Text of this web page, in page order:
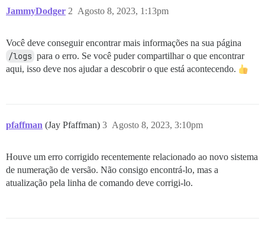
JammyDodger Agosto 8, 2023, 1:13pm
2
Você deve conseguir encontrar mais informações na sua página
/logs para o erro. Se você puder compartilhar o que encontrar
aqui, isso deve nos ajudar a descobrir o que está acontecendo.
pfaffman (Jay Pfaffman) Agosto 8, 2023, 3:10pm
3
Houve um erro corrigido recentemente relacionado ao novo sistema
de numeração de versão. Não consigo encontrá-lo, mas a
atualização pela linha de comando deve corrigi-lo.